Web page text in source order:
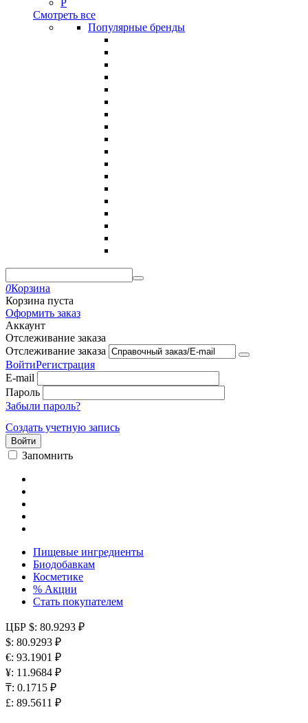
Р
Смотреть все
Популярные бренды
0Корзина
Корзина пуста
Оформить заказ
Аккаунт
Отслеживание заказа
Отслеживание заказа
ВойтиРегистрация
E-mail
Пароль
Забыли пароль?
Создать учетную запись
Войти
Запомнить
Пищевые ингредиенты
Биодобавкам
Косметике
% Акции
Стать покупателем
ЦБР $: 80.9293 ₽
$: 80.9293 ₽
€: 93.1901 ₽
¥: 11.9684 ₽
₸: 0.1715 ₽
£: 89.5611 ₽